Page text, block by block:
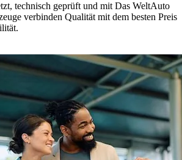
technisch geprüft und mit Das WeltAuto
verbinden Qualität mit dem besten Preis